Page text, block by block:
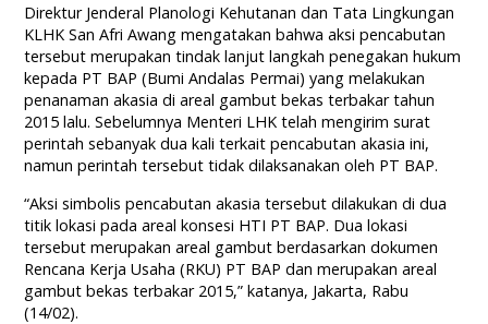
Direktur Jenderal Planologi Kehutanan dan Tata Lingkungan
KLHK San Afri Awang mengatakan bahwa aksi pencabutan
tersebut merupakan tindak lanjut langkah penegakan hukum
kepada PT BAP (Bumi Andalas Permai) yang melakukan
penanaman akasia di areal gambut bekas terbakar tahun
2015 lalu. Sebelumnya Menteri LHK telah mengirim surat
perintah sebanyak dua kali terkait pencabutan akasia ini,
namun perintah tersebut tidak dilaksanakan oleh PT BAP.
“Aksi simbolis pencabutan akasia tersebut dilakukan di dua
titik lokasi pada areal konsesi HTI PT BAP. Dua lokasi
tersebut merupakan areal gambut berdasarkan dokumen
Rencana Kerja Usaha (RKU) PT BAP dan merupakan areal
gambut bekas terbakar 2015,” katanya, Jakarta, Rabu
(14/02).